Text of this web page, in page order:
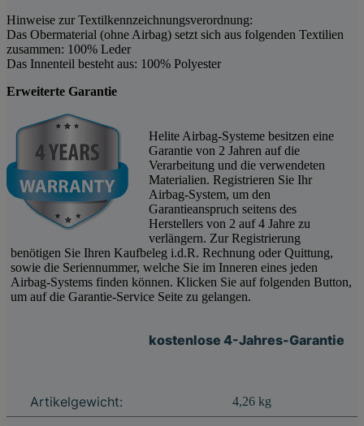
Hinweise zur Textilkennzeichnungsverordnung:
Das Obermaterial (ohne Airbag) setzt sich aus folgenden Textilien
zusammen: 100% Leder
Das Innenteil besteht aus: 100% Polyester
Erweiterte Garantie
Helite Airbag-Systeme besitzen eine
Garantie von 2 Jahren auf die
Verarbeitung und die verwendeten
Materialien. Registrieren Sie Ihr
Airbag-System, um den
Garantieanspruch seitens des
Herstellers von 2 auf 4 Jahre zu
verlängern. Zur Registrierung
benötigen Sie Ihren Kaufbeleg i.d.R. Rechnung oder Quittung,
sowie die Seriennummer, welche Sie im Inneren eines jeden
Airbag-Systems finden können. Klicken Sie auf folgenden Button,
um auf die Garantie-Service Seite zu gelangen.
kostenlose 4-Jahres-Garantie
Produkteigenschaft
Wert
Artikelgewicht: 4,26 kg